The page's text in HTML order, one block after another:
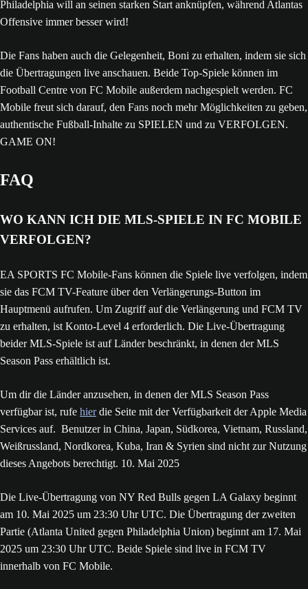
Philadelphia will an seinen starken Start anknüpfen, während Atlantas
Offensive immer besser wird!
Die Fans haben auch die Gelegenheit, Boni zu erhalten, indem sie sich
die Übertragungen live anschauen. Beide Top-Spiele können im
Football Centre von FC Mobile außerdem nachgespielt werden. FC
Mobile freut sich darauf, den Fans noch mehr Möglichkeiten zu geben,
authentische Fußball-Inhalte zu SPIELEN und zu VERFOLGEN.
GAME ON!
FAQ
WO KANN ICH DIE MLS-SPIELE IN FC MOBILE
VERFOLGEN?
EA SPORTS FC Mobile-Fans können die Spiele live verfolgen, indem
sie das FCM TV-Feature über den Verlängerungs-Button im
Hauptmenü aufrufen. Um Zugriff auf die Verlängerung und FCM TV
zu erhalten, ist Konto-Level 4 erforderlich. Die Live-Übertragung
beider MLS-Spiele ist auf Länder beschränkt, in denen der MLS
Season Pass erhältlich ist.
Um dir die Länder anzusehen, in denen der MLS Season Pass
verfügbar ist, rufe hierdie Seite mit der Verfügbarkeit der Apple Media
Services auf. Benutzer in China, Japan, Südkorea, Vietnam, Russland,
Weißrussland, Nordkorea, Kuba, Iran & Syrien sind nicht zur Nutzung
dieses Angebots berechtigt. 10. Mai 2025
Die Live-Übertragung von NY Red Bulls gegen LA Galaxy beginnt
am 10. Mai 2025 um 23:30 Uhr UTC. Die Übertragung der zweiten
Partie (Atlanta United gegen Philadelphia Union) beginnt am 17. Mai
2025 um 23:30 Uhr UTC. Beide Spiele sind live in FCM TV
innerhalb von FC Mobile.